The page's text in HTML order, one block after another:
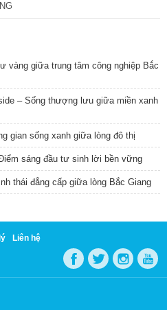
vàng giữa trung tâm công nghiệp Bắc
– Sống thượng lưu giữa miền xanh
gian sống xanh giữa lòng đô thị
sáng đầu tư sinh lời bền vững
thái đẳng cấp giữa lòng Bắc Giang
Liên hệ